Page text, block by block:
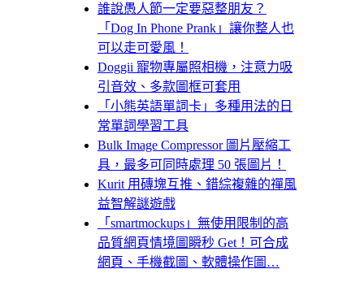
誰說愚人節一定要惡整朋友？
「Dog In Phone Prank」讓你整人也
可以走可愛風！
Doggii 寵物專屬照相機，注意力吸
引音效、多款圖框可套用
「小熊英語單詞卡」多種用法的日
常單詞學習工具
Bulk Image Compressor 圖片壓縮工
具，最多可同時處理 50 張圖片！
Kurit 用磚塊互推、錯綜複雜的禪風
益智解謎遊戲
「smartmockups」無使用限制的高
品質網頁情境圖瞬秒 Get！可合成
網頁、手機截圖、軟體操作圖…